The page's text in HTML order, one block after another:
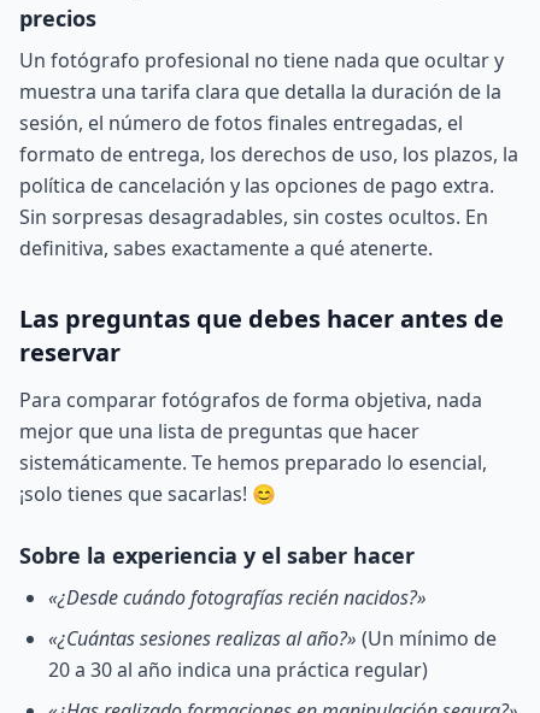
precios
Un fotógrafo profesional no tiene nada que ocultar y
muestra una tarifa clara que detalla la duración de la
sesión, el número de fotos finales entregadas, el
formato de entrega, los derechos de uso, los plazos, la
política de cancelación y las opciones de pago extra.
Sin sorpresas desagradables, sin costes ocultos. En
definitiva, sabes exactamente a qué atenerte.
Las preguntas que debes hacer antes de
reservar
Para comparar fotógrafos de forma objetiva, nada
mejor que una lista de preguntas que hacer
sistemáticamente. Te hemos preparado lo esencial,
¡solo tienes que sacarlas! 😊
Sobre la experiencia y el saber hacer
«¿Desde cuándo fotografías recién nacidos?»
«¿Cuántas sesiones realizas al año?» (Un mínimo de
20 a 30 al año indica una práctica regular)